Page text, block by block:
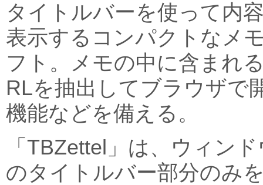
タイトルバーを使って内
表示するコンパクトなメ
フト。メモの中に含まれ
RLを抽出してブラウザで
機能などを備える。
「TBZettel」は、ウィン
のタイトルバー部分のみ